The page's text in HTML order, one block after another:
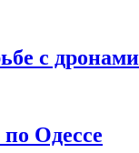
с
Одессе